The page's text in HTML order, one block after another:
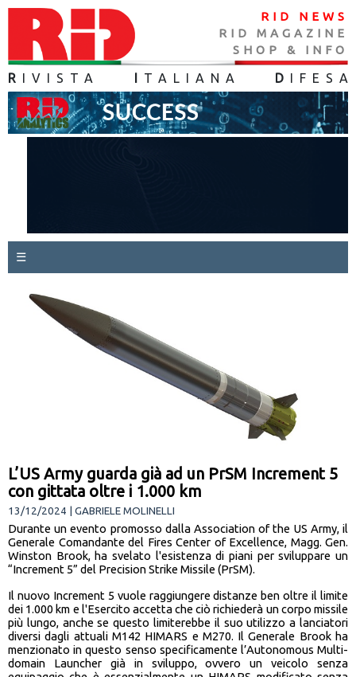
RID NEWS
RID MAGAZINE
SHOP & INFO
R IVISTA TALIANA D IFES A
☰
L’US Army guarda già ad un PrSM Increment 5
con gittata oltre i 1.000 km
13/12/2024 | GABRIELE MOLINELLI
Durante un evento promosso dalla Association of the US Army, il
Generale Comandante del Fires Center of Excellence, Magg. Gen.
Winston Brook, ha svelato l'esistenza di piani per sviluppare un
“Increment 5” del Precision Strike Missile (PrSM).
Il nuovo Increment 5 vuole raggiungere distanze ben oltre il limite
dei 1.000 km e l'Esercito accetta che ciò richiederà un corpo missile
più lungo, anche se questo limiterebbe il suo utilizzo a lanciatori
diversi dagli attuali M142 HIMARS e M270. Il Generale Brook ha
menzionato in questo senso specificamente l’Autonomous Multi-
domain Launcher già in sviluppo, ovvero un veicolo senza